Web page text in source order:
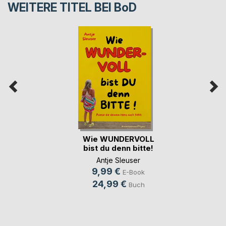
WEITERE TITEL BEI BoD
Wie WUNDERVOLL
bist du denn bitte!
Antje Sleuser
9,99 € E-Book
24,99 € Buch